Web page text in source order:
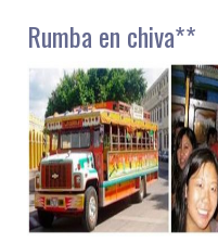
Rumba en chiva**